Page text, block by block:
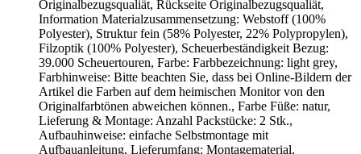
Originalbezugsqualiät, Rückseite Originalbezugsqualiät,
Information Materialzusammensetzung: Webstoff (100%
Polyester), Struktur fein (58% Polyester, 22% Polypropylen),
Filzoptik (100% Polyester), Scheuerbeständigkeit Bezug:
39.000 Scheuertouren, Farbe: Farbbezeichnung: light grey,
Farbhinweise: Bitte beachten Sie, dass bei Online-Bildern der
Artikel die Farben auf dem heimischen Monitor von den
Originalfarbtönen abweichen können., Farbe Füße: natur,
Lieferung & Montage: Anzahl Packstücke: 2 Stk.,
Aufbauhinweise: einfache Selbstmontage mit
Aufbauanleitung, Lieferumfang: Montagematerial,